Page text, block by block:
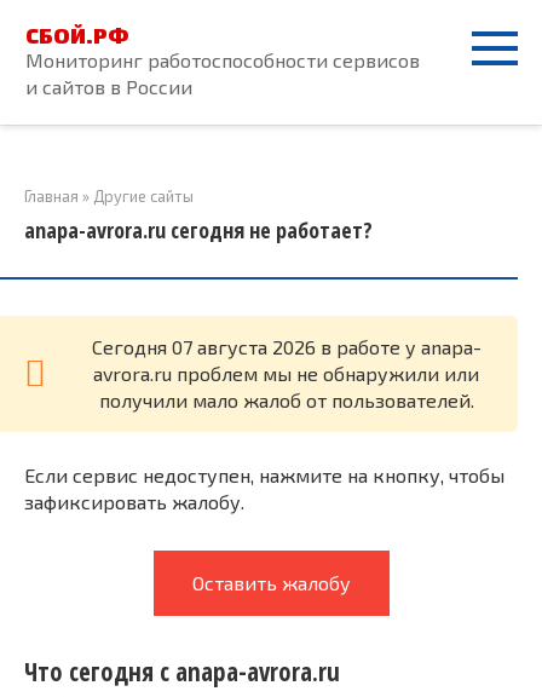
контенту
СБОЙ.РФ
Мониторинг работоспособности сервисов
и сайтов в России
Главная » Другие сайты
anapa-avrora.ru сегодня не работает?
Cегодня 07 августа 2026 в работе у anapa-
avrora.ru проблем мы не обнаружили или
получили мало жалоб от пользователей.
Если сервис недоступен, нажмите на кнопку, чтобы
зафиксировать жалобу.
Оставить жалобу
Что сегодня с anapa-avrora.ru